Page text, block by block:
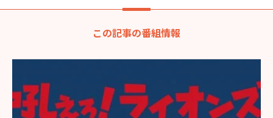
この記事の番組情報